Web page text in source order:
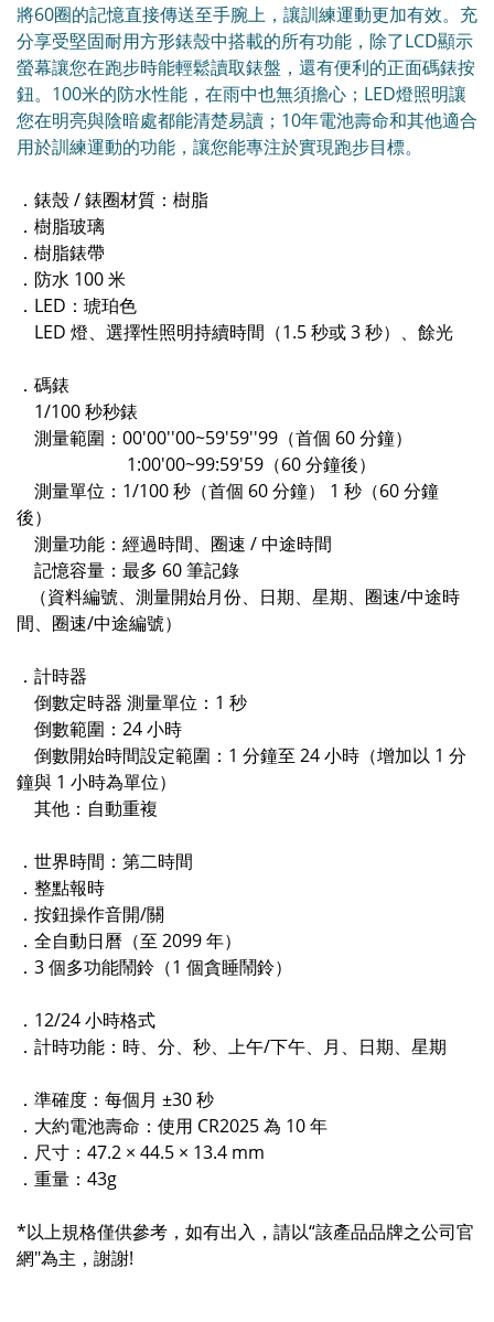
將60圈的記憶直接傳送至手腕上，讓訓練運動更加有效。充
分享受堅固耐用方形錶殼中搭載的所有功能，除了LCD顯示
螢幕讓您在跑步時能輕鬆讀取錶盤，還有便利的正面碼錶按
鈕。100米的防水性能，在雨中也無須擔心；LED燈照明讓
您在明亮與陰暗處都能清楚易讀；10年電池壽命和其他適合
用於訓練運動的功能，讓您能專注於實現跑步目標。
．錶殼 / 錶圈材質：樹脂
．樹脂玻璃
．樹脂錶帶
．防水 100 米
．LED：琥珀色
LED 燈、選擇性照明持續時間（1.5 秒或 3 秒）、餘光
．碼錶
1/100 秒秒錶
測量範圍：00'00''00~59'59''99（首個 60 分鐘）
1:00'00~99:59'59（60 分鐘後）
測量單位：1/100 秒（首個 60 分鐘） 1 秒（60 分鐘
後）
測量功能：經過時間、圈速 / 中途時間
記憶容量：最多 60 筆記錄
（資料編號、測量開始月份、日期、星期、圈速/中途時
間、圈速/中途編號）
．計時器
倒數定時器 測量單位：1 秒
倒數範圍：24 小時
倒數開始時間設定範圍：1 分鐘至 24 小時（增加以 1 分
鐘與 1 小時為單位）
其他：自動重複
．世界時間：第二時間
．整點報時
．按鈕操作音開/關
．全自動日曆（至 2099 年）
．3 個多功能鬧鈴（1 個貪睡鬧鈴）
．12/24 小時格式
．計時功能：時、分、秒、上午/下午、月、日期、星期
．準確度：每個月 ±30 秒
．大約電池壽命：使用 CR2025 為 10 年
．尺寸：47.2 × 44.5 × 13.4 mm
．重量：43g
*以上規格僅供參考，如有出入，請以“該產品品牌之公司官
網"為主，謝謝!